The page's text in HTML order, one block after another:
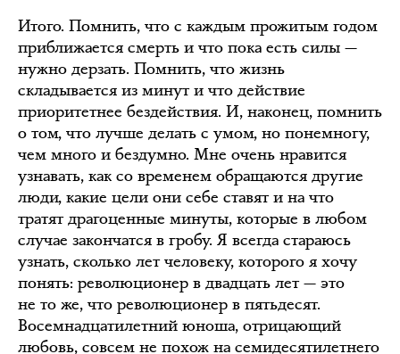
Итого. Помнить, что с каждым прожитым годом
приближается смерть и что пока есть силы —
нужно дерзать. Помнить, что жизнь
складывается из минут и что действие
приоритетнее бездействия. И, наконец, помнить
о том, что лучше делать с умом, но понемногу,
чем много и бездумно. Мне очень нравится
узнавать, как со временем обращаются другие
люди, какие цели они себе ставят и на что
тратят драгоценные минуты, которые в любом
случае закончатся в гробу. Я всегда стараюсь
узнать, сколько лет человеку, которого я хочу
понять: революционер в двадцать лет — это
не то же, что революционер в пятьдесят.
Восемнадцатилетний юноша, отрицающий
любовь, совсем не похож на семидесятилетнего